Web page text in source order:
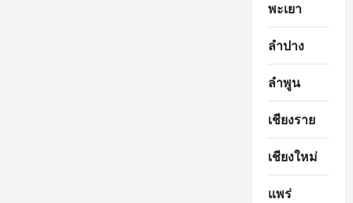
พะเยา
ลำปาง
ลำพูน
เชียงราย
เชียงใหม่
แพร่